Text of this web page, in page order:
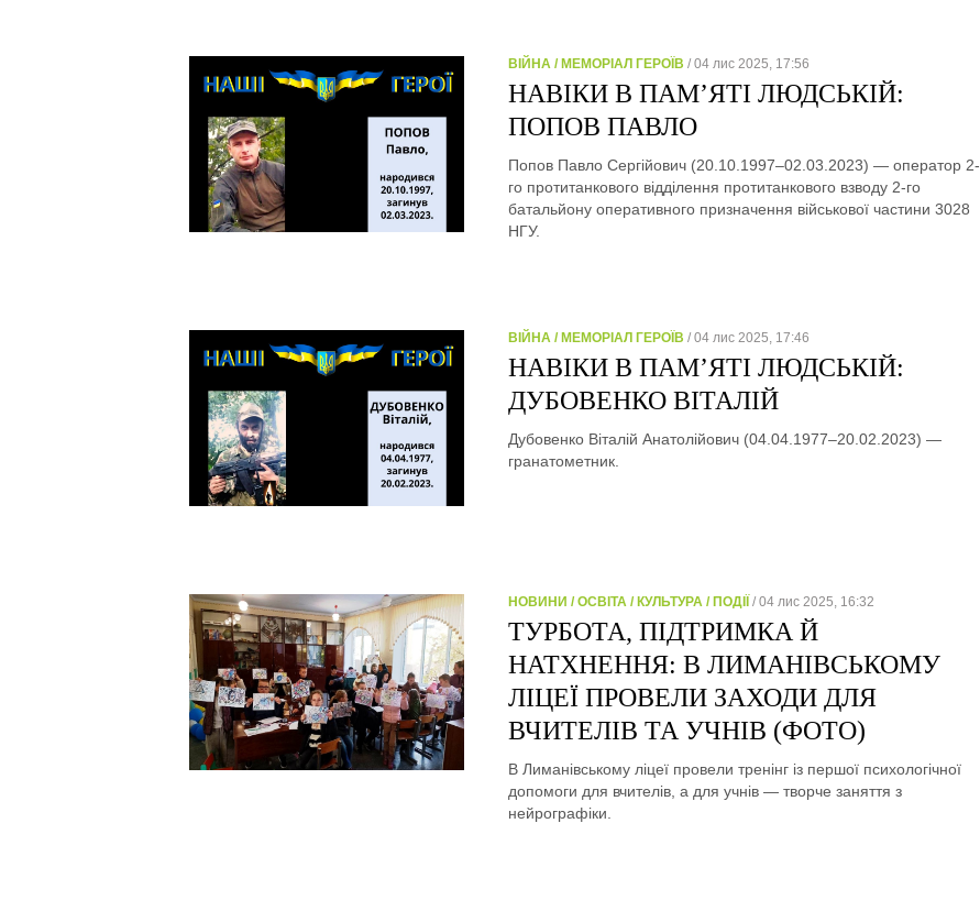
ВІЙНА / МЕМОРІАЛ ГЕРОЇВ / 04 лис 2025, 17:56
НАВІКИ В ПАМ’ЯТІ ЛЮДСЬКІЙ:
ПОПОВ ПАВЛО
Попов Павло Сергійович (20.10.1997–02.03.2023) — оператор 2-
го протитанкового відділення протитанкового взводу 2-го
батальйону оперативного призначення військової частини 3028
НГУ.
ВІЙНА / МЕМОРІАЛ ГЕРОЇВ / 04 лис 2025, 17:46
НАВІКИ В ПАМ’ЯТІ ЛЮДСЬКІЙ:
ДУБОВЕНКО ВІТАЛІЙ
Дубовенко Віталій Анатолійович (04.04.1977–20.02.2023) —
гранатометник.
НОВИНИ / ОСВІТА / КУЛЬТУРА / ПОДІЇ / 04 лис 2025, 16:32
ТУРБОТА, ПІДТРИМКА Й
НАТХНЕННЯ: В ЛИМАНІВСЬКОМУ
ЛІЦЕЇ ПРОВЕЛИ ЗАХОДИ ДЛЯ
ВЧИТЕЛІВ ТА УЧНІВ (ФОТО)
В Лиманівському ліцеї провели тренінг із першої психологічної
допомоги для вчителів, а для учнів — творче заняття з
нейрографіки.